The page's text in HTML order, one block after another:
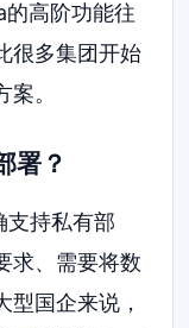
高阶功能往
很多集团开始
。
署？
支持私有部
求、需要将数
型国企来说，